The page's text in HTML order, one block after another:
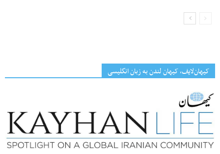
کیهان‌لایف، کیهان لندن به زبان انگلیسی